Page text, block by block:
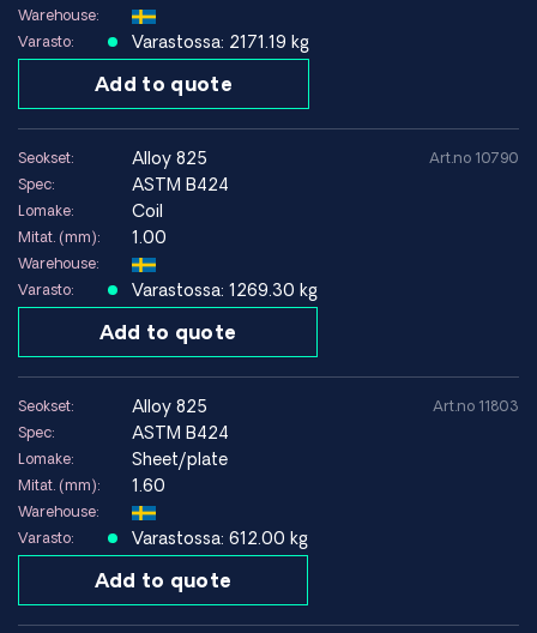
Osta Alloy 825 HARALD PIHL:ltä
nikkeliseosten asiantuntijaltasi maailmanlaajuisella
Vahvuutemme
ISO 9001- ja AS9120-sertifioitu laadunhallinta
Täysi jäljitettävyys standardin EN 10204 3.1 mukaisesti
Materiaalit ASTM-, ASME- ja kansainvälisten standardien
mukaisesti
Leikkaus ja sovitus piirustusten mukaan
Nopea toimitus maailmanlaajuisesti
Warehouse:
Varasto:
Varastossa: 2171.19 kg
Add to quote
Seokset: alloy 825
Spec: ASTM B424
Lomake: Coil
Mitat. (mm): 1.00
Warehouse:
Varasto:
Varastossa: 1269.30 kg
Add to quote
Art.no 10790
Seokset: alloy 825
Spec: ASTM B424
Lomake: Sheet/plate
Mitat. (mm): 1.60
Warehouse:
Varasto:
Varastossa: 612.00 kg
Add to quote
Art.no 11803